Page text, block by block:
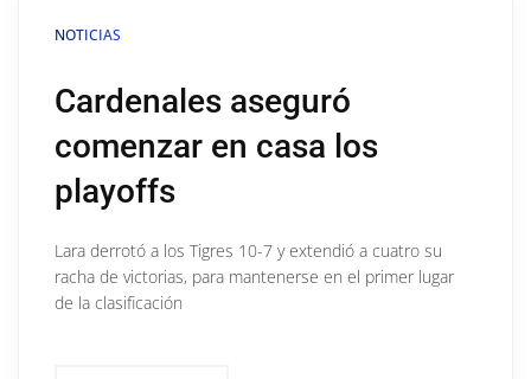
NOTICIAS
Cardenales aseguró
comenzar en casa los
playoffs
Lara derrotó a los Tigres 10-7 y extendió a cuatro su
racha de victorias, para mantenerse en el primer lugar
de la clasificación